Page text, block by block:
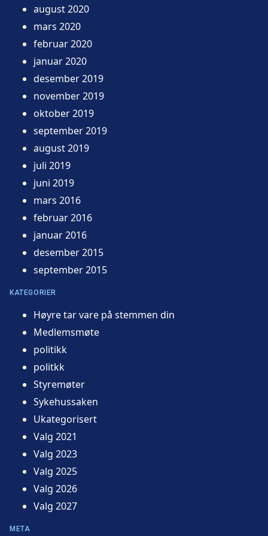
august 2020
mars 2020
februar 2020
januar 2020
desember 2019
november 2019
oktober 2019
september 2019
august 2019
juli 2019
juni 2019
mars 2016
februar 2016
januar 2016
desember 2015
september 2015
KATEGORIER
Høyre tar vare på stemmen din
Medlemsmøte
politikk
politkk
Styremøter
Sykehussaken
Ukategorisert
Valg 2021
Valg 2023
Valg 2025
Valg 2026
Valg 2027
META